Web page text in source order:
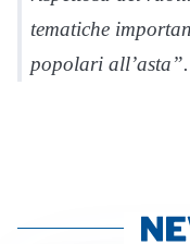
tematiche
popolari all’asta”.